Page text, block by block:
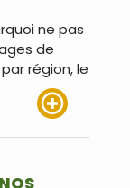
ne pas
de
région, le